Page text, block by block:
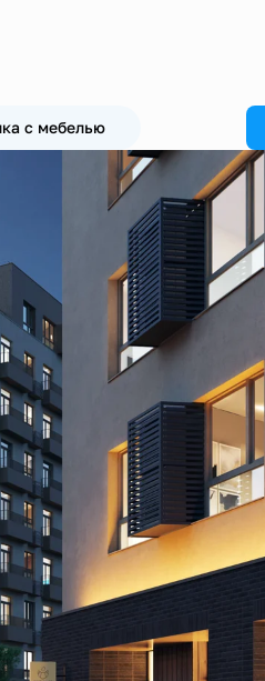
с мебелью